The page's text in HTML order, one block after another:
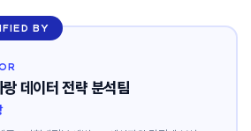
BY
데이터 전략 분석팀